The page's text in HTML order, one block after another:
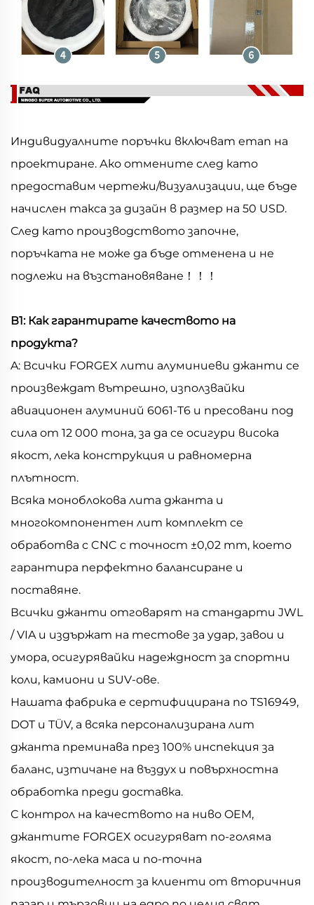
Индивидуалните поръчки включват етап на
проектиране. Ако отмените след като
предоставим чертежи/визуализации, ще бъде
начислен такса за дизайн в размер на 50 USD.
След като производството започне,
поръчката не може да бъде отменена и не
подлежи на възстановяване！！！
В1: Как гарантирате качеството на
продукта?
A: Всички FORGEX лити алуминиеви джанти се
произвеждат вътрешно, използвайки
авиационен алуминий 6061-T6 и пресовани под
сила от 12 000 тона, за да се осигури висока
якост, лека конструкция и равномерна
плътност.
Всяка моноблокова лита джанта и
многокомпонентен лит комплект се
обработва с CNC с точност ±0,02 mm, което
гарантира перфектно балансиране и
поставяне.
Всички джанти отговарят на стандарти JWL
/ VIA и издържат на тестове за удар, завои и
умора, осигурявайки надеждност за спортни
коли, камиони и SUV-ове.
Нашата фабрика е сертифицирана по TS16949,
DOT и TÜV, а всяка персонализирана лит
джанта преминава през 100% инспекция за
баланс, изтичане на въздух и повърхностна
обработка преди доставка.
С контрол на качеството на ниво OEM,
джантите FORGEX осигуряват по-голяма
якост, по-лека маса и по-точна
производителност за клиенти от вторичния